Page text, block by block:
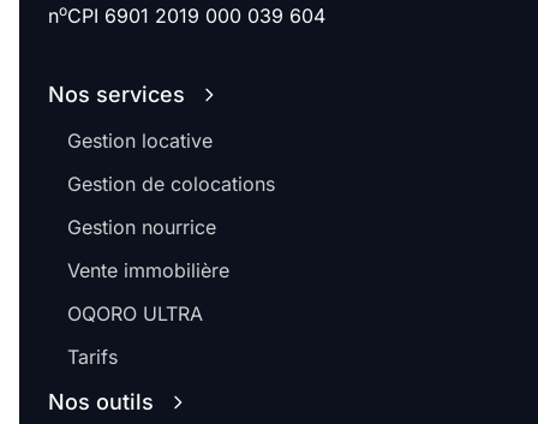
noCPI 6901 2019 000 039 604
Nos services
Gestion locative
Gestion de colocations
Gestion nourrice
Vente immobilière
OQORO ULTRA
Tarifs
Nos outils